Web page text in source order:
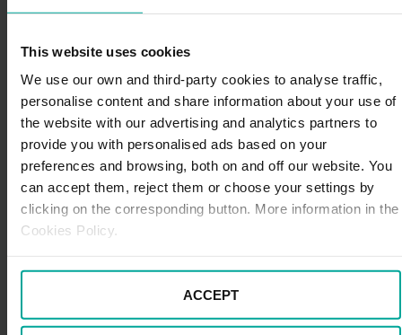
This website uses cookies
We use our own and third-party cookies to analyse traffic,
personalise content and share information about your use of
the website with our advertising and analytics partners to
provide you with personalised ads based on your
preferences and browsing, both on and off our website. You
can accept them, reject them or choose your settings by
clicking on the corresponding button. More information in the
Cookies Policy.
ACCEPT
y abrirá todo el día el 19 y el 20 de abril (de 11 h a 20 h)
Decenas de expositores, centenares de vehículos de
segunda mano y buenas cifras de asistencia; así
podríamos resumir
FecirAuto , la
feria del vehículo de
ocasión más importante de Castilla-La Mancha
que cada año atrae a Ciudad Real a cientos de
visitantes que buscan oportunidades y ofertas
comerciales para renovar su coche a buen precio.
incluyó también laFecirtrucka su flota de vehículos,
es decir, camiones y motocicletas (hecho que atrajo a
muchos compradores del sector industrial) y, visto el